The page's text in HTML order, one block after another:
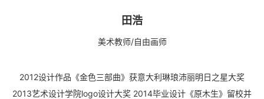
田浩
美术教师/自由画师
2012设计作品《金色三部曲》获意大利琳琅沛丽明日之星大奖
2013艺术设计学院logo设计大奖 2014毕业设计《原木生》留校并